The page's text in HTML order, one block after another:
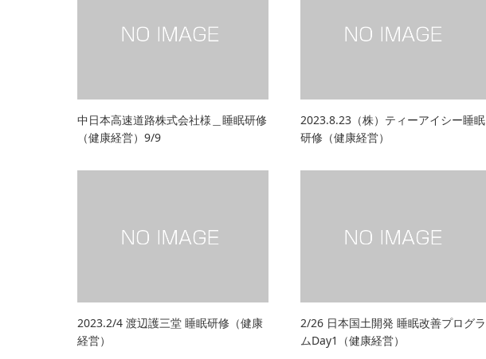
中日本高速道路株式会社様＿睡眠研修
（健康経営）9/9
2023.8.23（株）ティーアイシー睡眠
研修（健康経営）
2023.2/4 渡辺護三堂 睡眠研修（健康
経営）
2/26 日本国土開発 睡眠改善プログラ
ムDay1（健康経営）